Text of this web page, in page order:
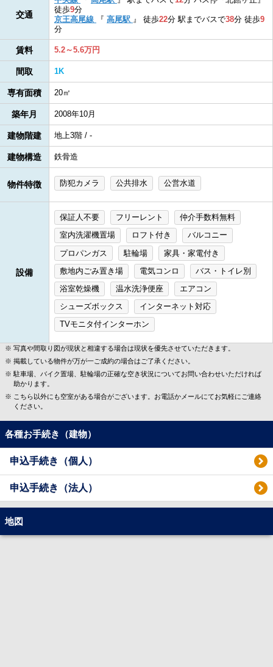
交通
徒歩9分
京王高尾線
『 高尾駅 』 徒歩22分駅までバスで38分 徒歩9
分
賃料 5.2～5.6万円
間取 1K
専有面積 20㎡
築年月 2008年10月
建物階建 地上3階 / -
建物構造 鉄骨造
物件特徴 防犯カメラ 公共排水 公営水道
設備
保証人不要 フリーレント
仲介手数料無料
室内洗濯機置場
ロフト付き
バルコニー
プロパンガス
駐輪場
家具・家電付き
敷地内ごみ置き場
電気コンロ
バス・トイレ別
浴室乾燥機
温水洗浄便座
エアコン
シューズボックス
インターネット対応
TVモニタ付インターホン
写真や間取り図が現状と相違する場合は現状を優先させていただきます。
掲載している物件が万が一ご成約の場合はご了承ください。
駐車場、バイク置場、駐輪場の正確な空き状況についてお問い合わせいただければ
助かります。
こちら以外にも空室がある場合がございます。お電話かメールにてお気軽にご連絡
ください。
各種お手続き（建物）
申込手続き（個人）
申込手続き（法人）
地図